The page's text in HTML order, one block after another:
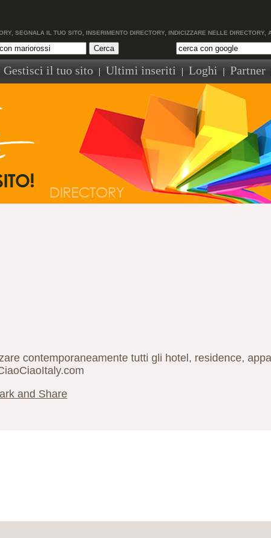
SEGNALA IL TUO SITO, INSERIMENTO DIRECTORY, INDICIZZARE NELLE DIRECTORY,
Gestisci il tuo sito | Ultimi inseriti | Loghi | Partner
contemporaneamente tutti gli hotel, residence,